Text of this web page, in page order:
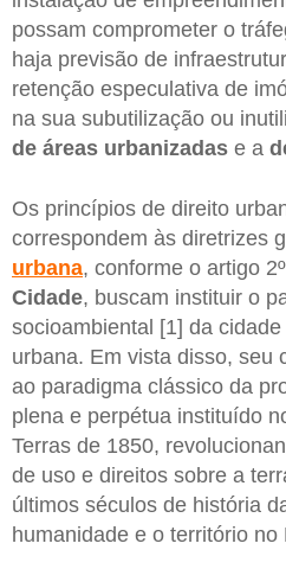
possam comprometer o
haja previsão de
retenção especulativa de
na sua subutilização ou
de áreas urbanizadas e a
Os princípios de direito
correspondem às diretrizes
urbana, conforme o artigo
Cidade, buscam instituir o
socioambiental [1] da
urbana. Em vista disso, seu
ao paradigma clássico da
plena e perpétua instituído
Terras de 1850,
de uso e direitos sobre a
últimos séculos de história
humanidade e o território no